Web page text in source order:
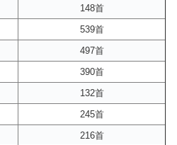
148首
539首
497首
390首
132首
245首
216首